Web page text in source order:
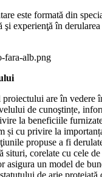
este formată din
şi experienţă în
proiectului are în vedere
de cunoştințe,
la beneficiile
și cu privire la
propuse a fi
situri, corelate cu cele
asigura un model de
de arie protejată